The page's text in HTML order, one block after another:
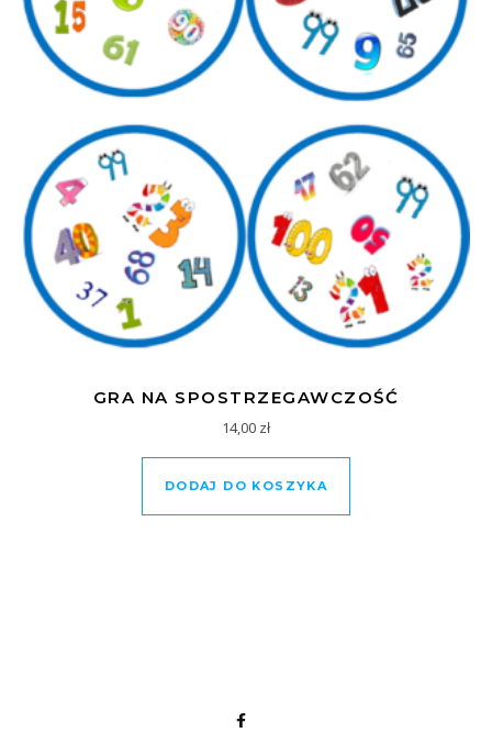
GRA NA SPOSTRZEGAWCZOŚĆ
14,00 zł
DODAJ DO KOSZYKA